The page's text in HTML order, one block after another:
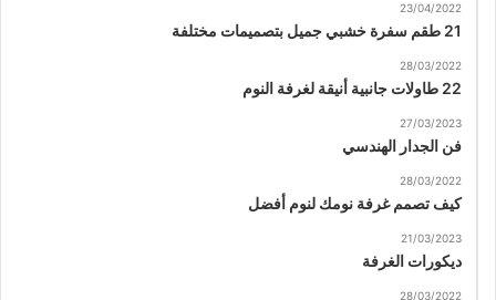
23/04/2022
21 طقم سفرة خشبي جميل بتصميمات مختلفة
28/03/2022
22 طاولات جانبية أنيقة لغرفة النوم
27/03/2023
فن الجدار الهندسي
28/03/2022
كيف تصمم غرفة نومك لنوم أفضل
21/03/2023
ديكورات الغرفة
28/03/2022